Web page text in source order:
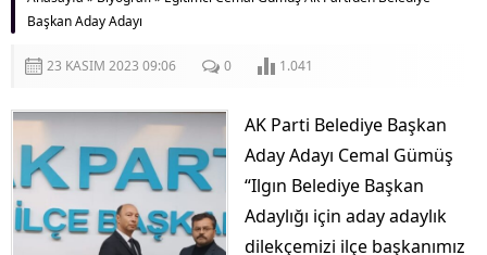
Başkan Aday Adayı
23 KASIM 2023 09:06 0 1.041
AK Parti Belediye Başkan
Aday Adayı Cemal Gümüş
“Ilgın Belediye Başkan
Adaylığı için aday adaylık
dilekçemizi ilçe başkanımız